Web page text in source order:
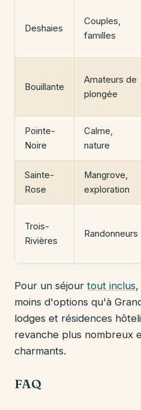
Deshaies
Couples,
familles
Bouillante
Amateurs de
plongée
Pointe-
Noire
Calme,
nature
Sainte-
Rose
Mangrove,
exploration
Trois-
Rivières
Randonneurs
Pour un séjour tout inclus
moins d'options qu'à
lodges et résidences
revanche plus nombreux
charmants.
FAQ